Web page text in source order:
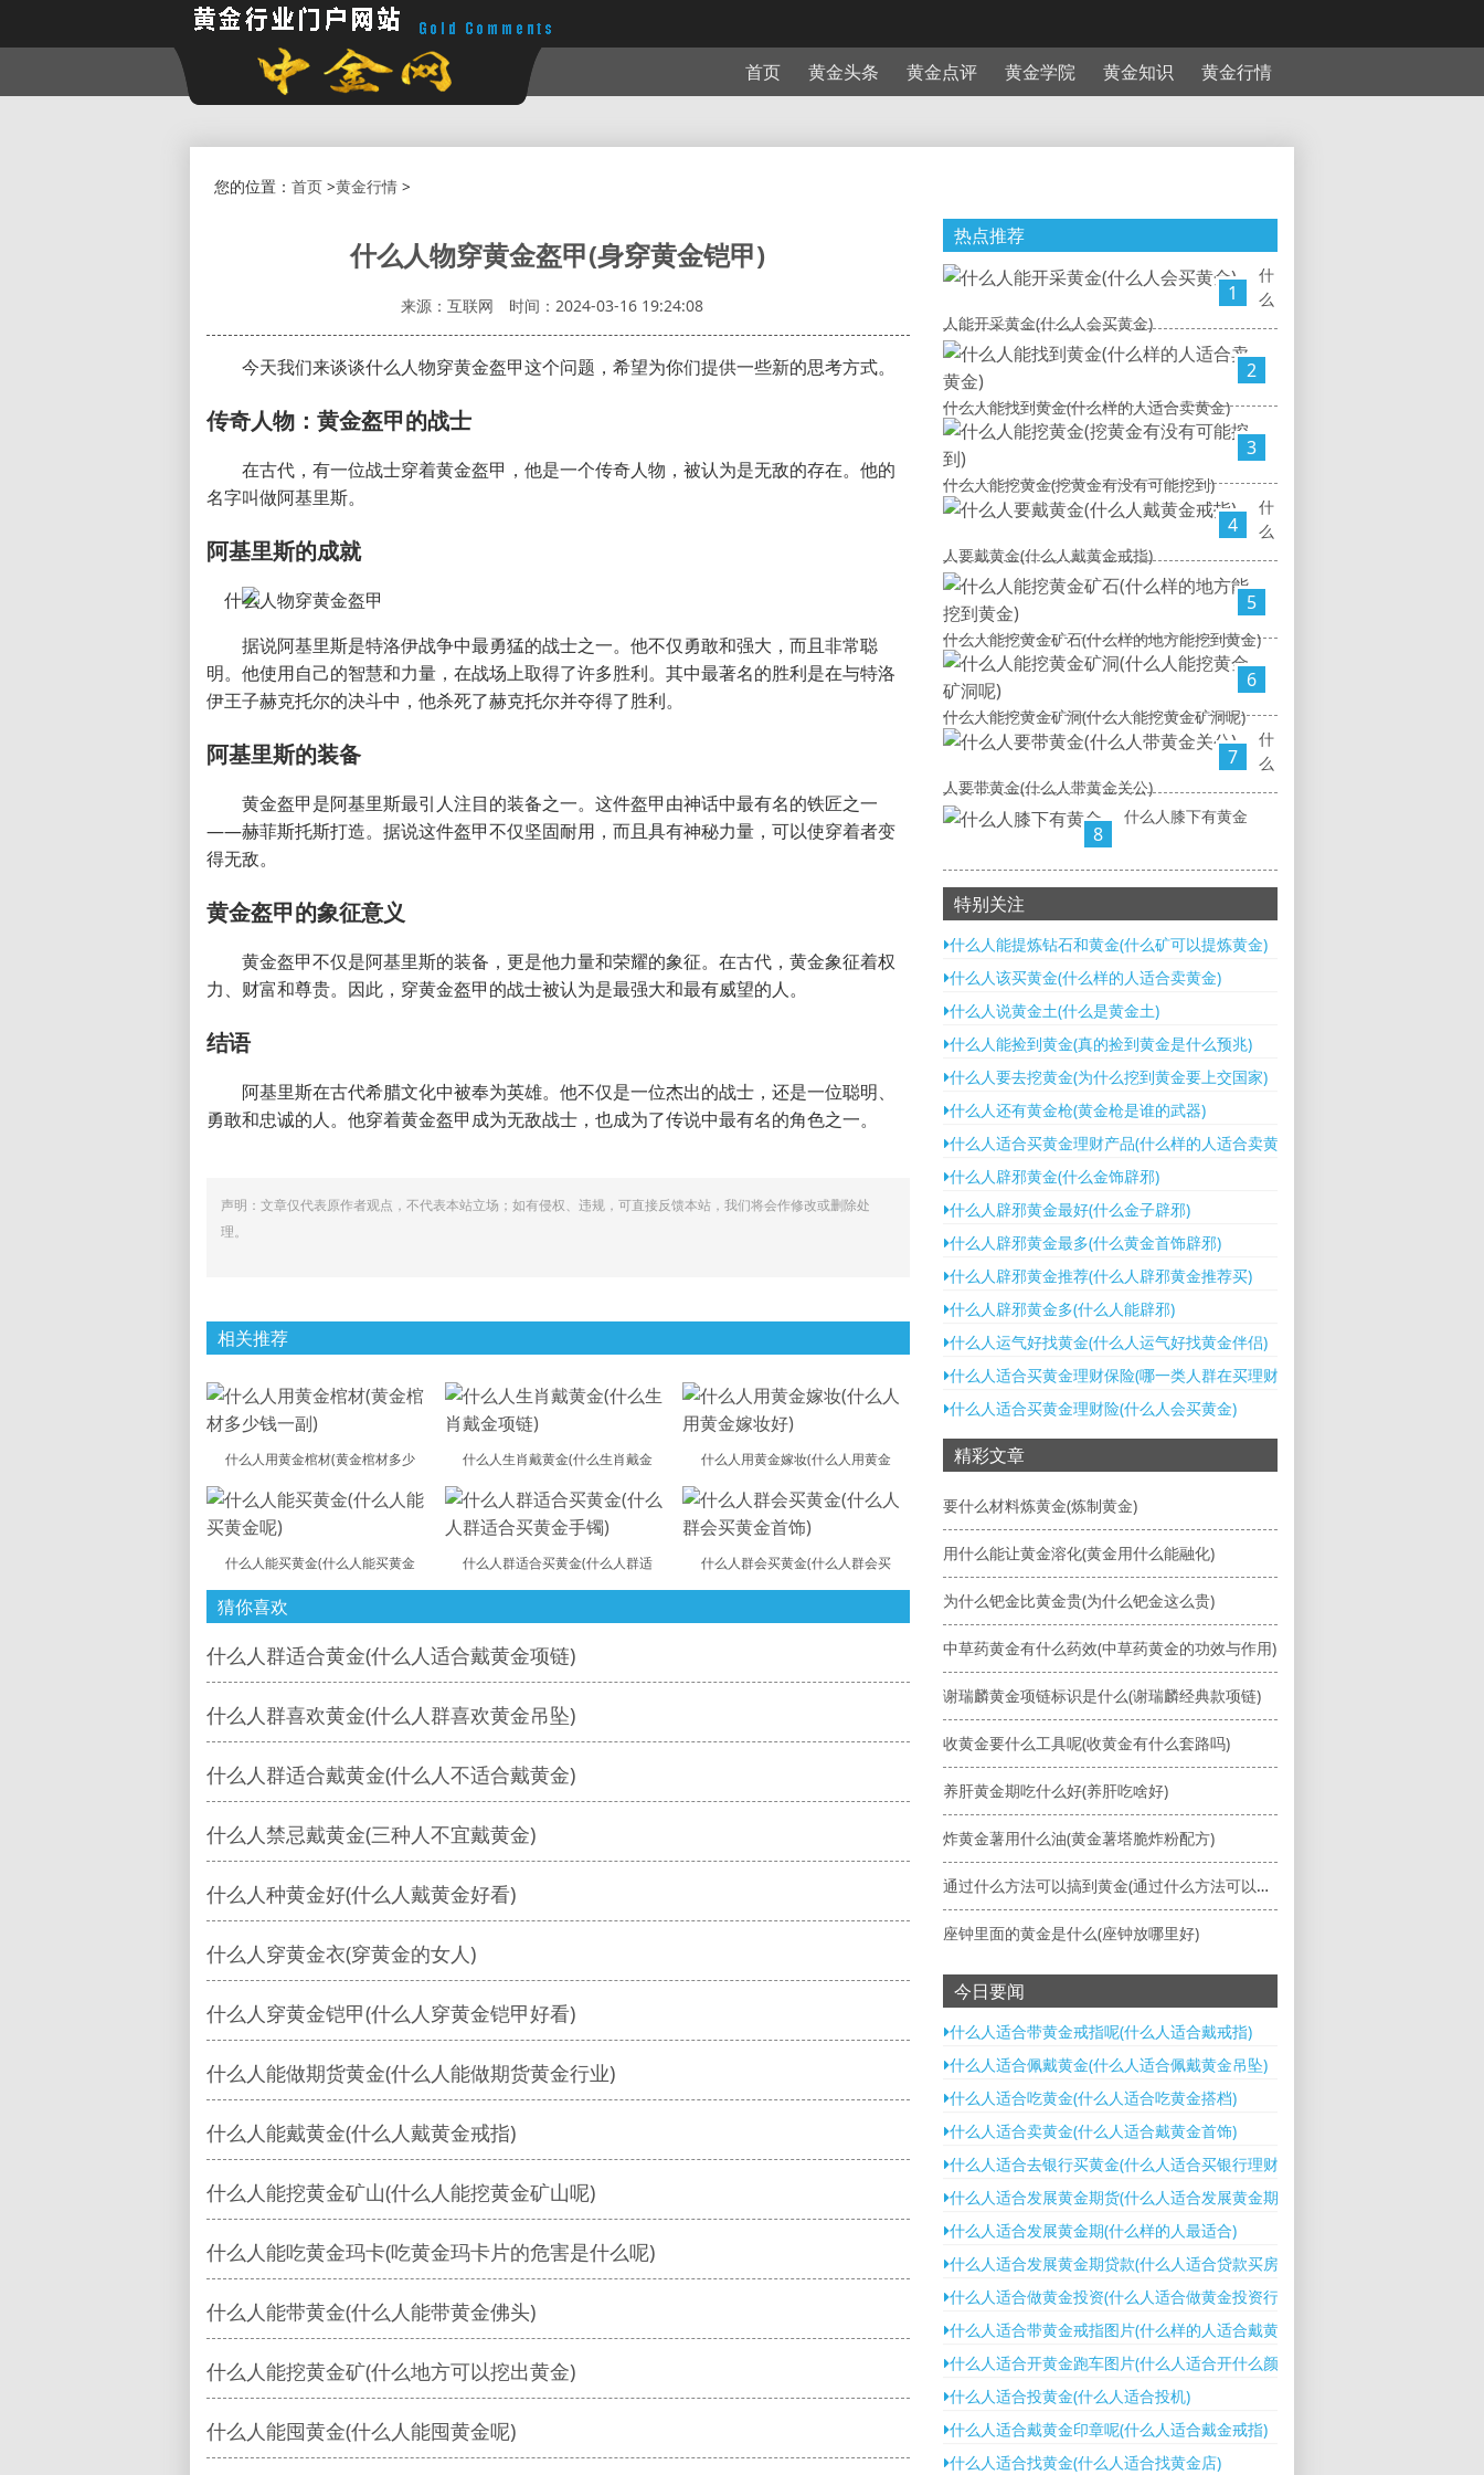
首页 黄金头条 黄金点评 黄金学院 黄金知识 黄金行情
您的位置： 首页>黄金行情>
什么人物穿黄金盔甲(身穿黄金铠甲)
来源：互联网 时间：2024-03-16 19:24:08
今天我们来谈谈什么人物穿黄金盔甲这个问题，希望为你们提供一些新的思考方式。
传奇人物：黄金盔甲的战士
在古代，有一位战士穿着黄金盔甲，他是一个传奇人物，被认为是无敌的存在。他的
名字叫做阿基里斯。
阿基里斯的成就
据说阿基里斯是特洛伊战争中最勇猛的战士之一。他不仅勇敢和强大，而且非常聪
明。他使用自己的智慧和力量，在战场上取得了许多胜利。其中最著名的胜利是在与特洛
伊王子赫克托尔的决斗中，他杀死了赫克托尔并夺得了胜利。
阿基里斯的装备
黄金盔甲是阿基里斯最引人注目的装备之一。这件盔甲由神话中最有名的铁匠之一
——赫菲斯托斯打造。据说这件盔甲不仅坚固耐用，而且具有神秘力量，可以使穿着者变
得无敌。
黄金盔甲的象征意义
黄金盔甲不仅是阿基里斯的装备，更是他力量和荣耀的象征。在古代，黄金象征着权
力、财富和尊贵。因此，穿黄金盔甲的战士被认为是最强大和最有威望的人。
结语
阿基里斯在古代希腊文化中被奉为英雄。他不仅是一位杰出的战士，还是一位聪明、
勇敢和忠诚的人。他穿着黄金盔甲成为无敌战士，也成为了传说中最有名的角色之一。
声明：文章仅代表原作者观点，不代表本站立场；如有侵权、违规，可直接反馈本站，我们将会作修改或删除处
理。
相关推荐
什么人用黄金棺材(黄金棺材多少 什么人生肖戴黄金(什么生肖戴金 什么人用黄金嫁妆(什么人用黄金
什么人能买黄金(什么人能买黄金 什么人群适合买黄金(什么人群适 什么人群会买黄金(什么人群会买
猜你喜欢
什么人群适合黄金(什么人适合戴黄金项链)
什么人群喜欢黄金(什么人群喜欢黄金吊坠)
什么人群适合戴黄金(什么人不适合戴黄金)
什么人禁忌戴黄金(三种人不宜戴黄金)
什么人种黄金好(什么人戴黄金好看)
什么人穿黄金衣(穿黄金的女人)
什么人穿黄金铠甲(什么人穿黄金铠甲好看)
什么人能做期货黄金(什么人能做期货黄金行业)
什么人能戴黄金(什么人戴黄金戒指)
什么人能挖黄金矿山(什么人能挖黄金矿山呢)
什么人能吃黄金玛卡(吃黄金玛卡片的危害是什么呢)
什么人能带黄金(什么人能带黄金佛头)
什么人能挖黄金矿(什么地方可以挖出黄金)
什么人能囤黄金(什么人能囤黄金呢)
热点推荐
1
什
么
人能开采黄金(什么人会买黄金)
2
什么人能找到黄金(什么样的人适合卖黄金)
3
什么人能挖黄金(挖黄金有没有可能挖到)
4
什
么
人要戴黄金(什么人戴黄金戒指)
5
什么人能挖黄金矿石(什么样的地方能挖到黄金)
6
什么人能挖黄金矿洞(什么人能挖黄金矿洞呢)
7
什
么
人要带黄金(什么人带黄金关公)
8
什么人膝下有黄金
特别关注
什么人能提炼钻石和黄金(什么矿可以提炼黄金)
什么人该买黄金(什么样的人适合卖黄金)
什么人说黄金土(什么是黄金土)
什么人能捡到黄金(真的捡到黄金是什么预兆)
什么人要去挖黄金(为什么挖到黄金要上交国家)
什么人还有黄金枪(黄金枪是谁的武器)
什么人适合买黄金理财产品(什么样的人适合卖黄金)
什么人辟邪黄金(什么金饰辟邪)
什么人辟邪黄金最好(什么金子辟邪)
什么人辟邪黄金最多(什么黄金首饰辟邪)
什么人辟邪黄金推荐(什么人辟邪黄金推荐买)
什么人辟邪黄金多(什么人能辟邪)
什么人运气好找黄金(什么人运气好找黄金伴侣)
什么人适合买黄金理财保险(哪一类人群在买理财产品)
什么人适合买黄金理财险(什么人会买黄金)
精彩文章
要什么材料炼黄金(炼制黄金)
用什么能让黄金溶化(黄金用什么能融化)
为什么钯金比黄金贵(为什么钯金这么贵)
中草药黄金有什么药效(中草药黄金的功效与作用)
谢瑞麟黄金项链标识是什么(谢瑞麟经典款项链)
收黄金要什么工具呢(收黄金有什么套路吗)
养肝黄金期吃什么好(养肝吃啥好)
炸黄金薯用什么油(黄金薯塔脆炸粉配方)
通过什么方法可以搞到黄金(通过什么方法可以搞到黄金的钱)
座钟里面的黄金是什么(座钟放哪里好)
今日要闻
什么人适合带黄金戒指呢(什么人适合戴戒指)
什么人适合佩戴黄金(什么人适合佩戴黄金吊坠)
什么人适合吃黄金(什么人适合吃黄金搭档)
什么人适合卖黄金(什么人适合戴黄金首饰)
什么人适合去银行买黄金(什么人适合买银行理财)
什么人适合发展黄金期货(什么人适合发展黄金期货交易)
什么人适合发展黄金期(什么样的人最适合)
什么人适合发展黄金期贷款(什么人适合贷款买房)
什么人适合做黄金投资(什么人适合做黄金投资行业)
什么人适合带黄金戒指图片(什么样的人适合戴黄金首饰)
什么人适合开黄金跑车图片(什么人适合开什么颜色的车)
什么人适合投黄金(什么人适合投机)
什么人适合戴黄金印章呢(什么人适合戴金戒指)
什么人适合找黄金(什么人适合找黄金店)